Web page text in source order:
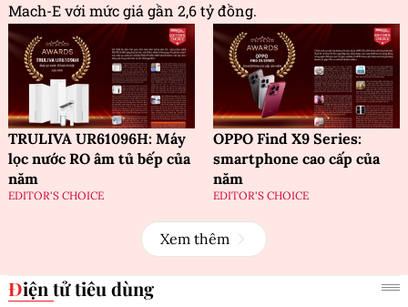
Mach-E với mức giá gần 2,6 tỷ đồng.
TRULIVA UR61096H: Máy
lọc nước RO âm tủ bếp của
năm
EDITOR'S CHOICE
OPPO Find X9 Series:
smartphone cao cấp của
năm
EDITOR'S CHOICE
Xem thêm
Điện tử tiêu dùng